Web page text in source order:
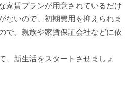
家賃プランが用意されているだけ
ないので、初期費用を抑えられま
で、親族や家賃保証会社などに依
、新生活をスタートさせましょ